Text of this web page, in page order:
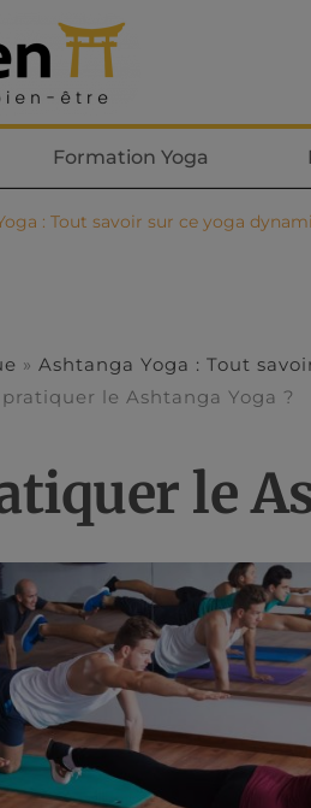
Formation Yoga
: Tout savoir sur ce yoga
» Ashtanga Yoga : Tout
le Ashtanga Yoga ?
le